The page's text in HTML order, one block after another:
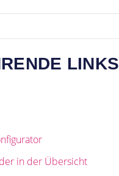
LINKS
in der Übersicht